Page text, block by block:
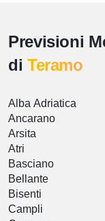
Previsioni
di Teramo
Alba Adriatica
Ancarano
Arsita
Atri
Basciano
Bellante
Bisenti
Campli